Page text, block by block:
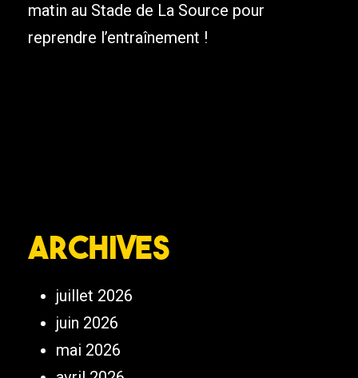
matin au Stade de La Source pour
reprendre l’entraînement !
Archives
juillet 2026
juin 2026
mai 2026